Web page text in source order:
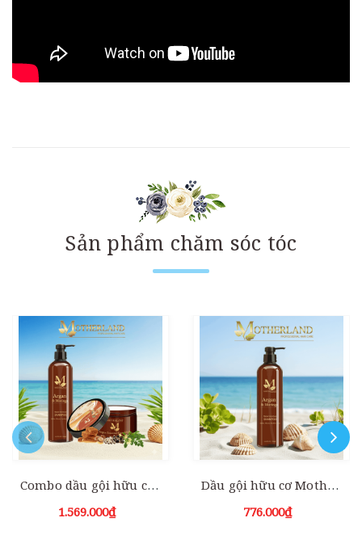
Sản phẩm chăm sóc tóc
Combo dầu gội hữu cơ + Dầu hấp Motherland Argan Essential Hair Mask | Chăm sóc toàn diện cho mái tóc 1000ml
1.569.000₫
Dầu gội hữu cơ Motherland Argan & Moringa| Giảm rụng | Kích thích mọc tóc | Kiềm dầu chống bết tóc
776.000₫